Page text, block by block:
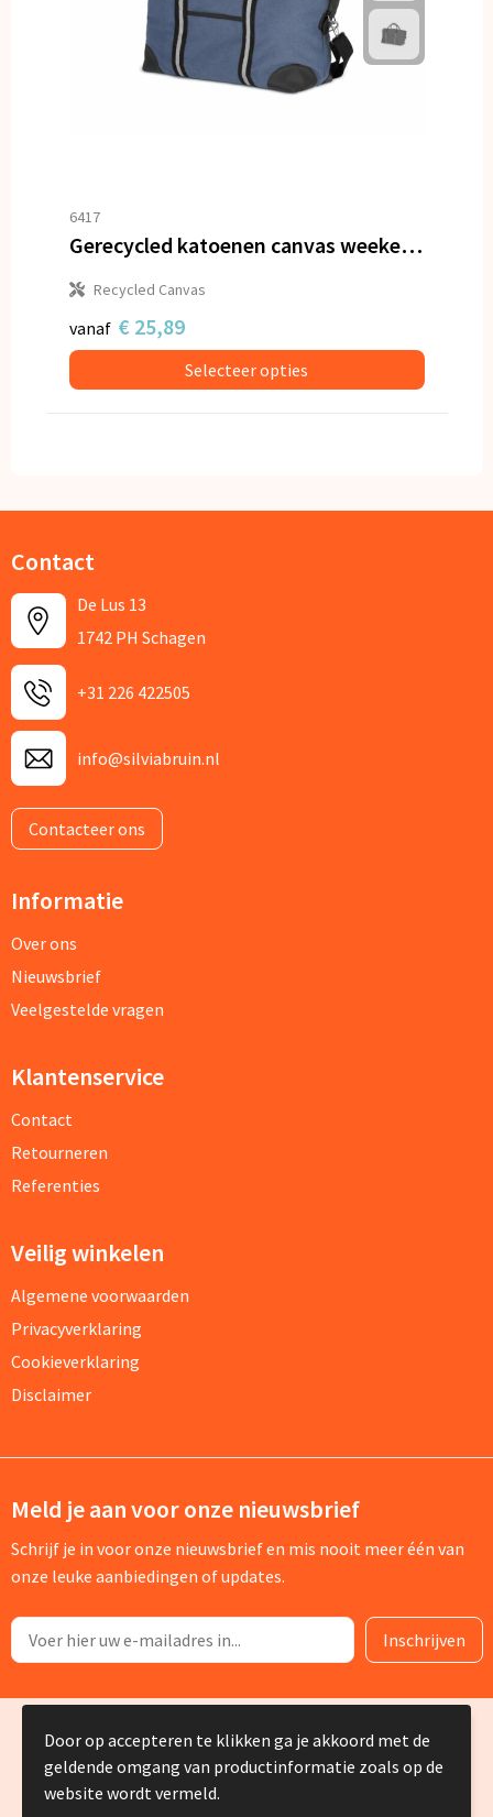
6417
Gerecycled katoenen canvas weekendtas Harper
Recycled Canvas
vanaf € 25,89
Selecteer opties
Contact
De Lus 13
1742 PH Schagen
+31 226 422505
info@silviabruin.nl
Contacteer ons
Informatie
Over ons
Nieuwsbrief
Veelgestelde vragen
Klantenservice
Contact
Retourneren
Referenties
Veilig winkelen
Algemene voorwaarden
Privacyverklaring
Cookieverklaring
Disclaimer
Meld je aan voor onze nieuwsbrief
Schrijf je in voor onze nieuwsbrief en mis nooit meer één van
onze leuke aanbiedingen of updates.
© Copyright Silvia Bruin reclame-advies 2025
Door op accepteren te klikken ga je akkoord met de
geldende omgang van productinformatie zoals op de
website wordt vermeld.